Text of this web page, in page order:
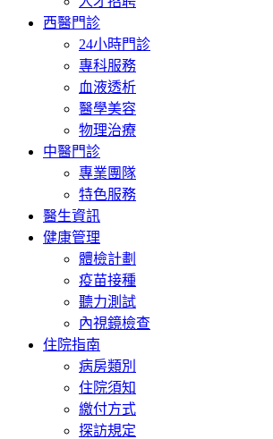
西醫門診
24小時門診
專科服務
血液透析
醫學美容
物理治療
中醫門診
專業團隊
特色服務
醫生資訊
健康管理
體檢計劃
疫苗接種
聽力測試
內視鏡檢查
住院指南
病房類別
住院須知
繳付方式
探訪規定